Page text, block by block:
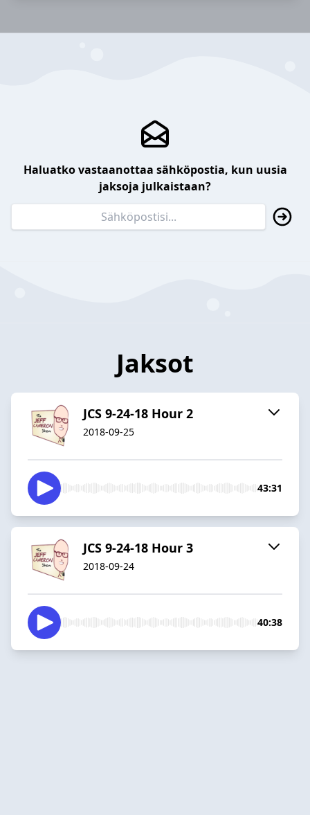
Haluatko vastaanottaa sähköpostia, kun uusia
jaksoja julkaistaan?
Jaksot
JCS 9-24-18 Hour 2
2018-09-25
43:31
JCS 9-24-18 Hour 3
2018-09-24
40:38